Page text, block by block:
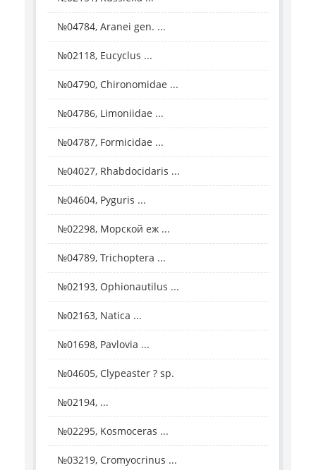
№04784, Aranei gen. ...
№02118, Eucyclus ...
№04790, Chironomidae ...
№04786, Limoniidae ...
№04787, Formicidae ...
№04027, Rhabdocidaris ...
№04604, Pyguris ...
№02298, Морской еж ...
№04789, Trichoptera ...
№02193, Ophionautilus ...
№02163, Natica ...
№01698, Pavlovia ...
№04605, Clypeaster ? sp.
№02194, ...
№02295, Kosmoceras ...
№03219, Cromyocrinus ...